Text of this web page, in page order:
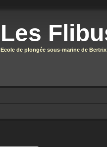
Les
Ecole de plongée sous-marine de Bertrix